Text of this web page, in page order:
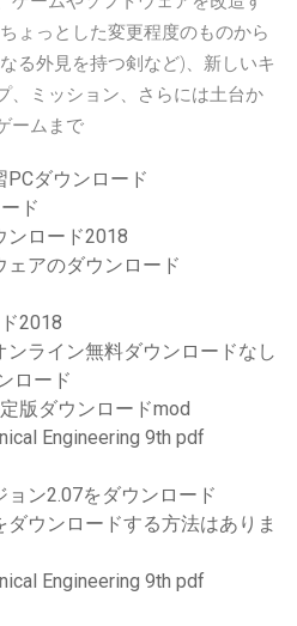
ょっとした変更程度のものから
る外見を持つ剣など)、新しいキ
、ミッション、さらには土台か
ームまで
ダウンロード
ド
ンロード2018
アのダウンロード
2018
ライン無料ダウンロードなし
ロード
版ダウンロードmod
Engineering 9th pdf
ン2.07をダウンロード
ウンロードする方法はありま
Engineering 9th pdf